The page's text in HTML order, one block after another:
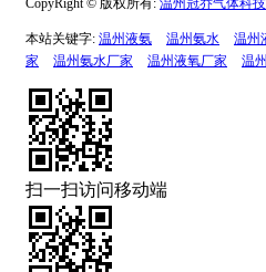
CopyRight © 版权所有: 温州冠乔气体科
本站关键字: 温州液氨 温州氨水 温州
家
温州氨水厂家 温州液氧厂家 温
扫一扫访问移动端